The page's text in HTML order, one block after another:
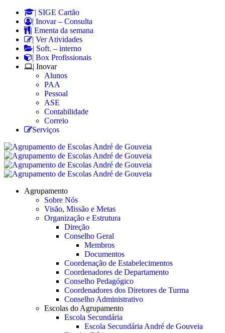
| SIGE Cartão
| Inovar – Consulta
| Ementa da semana
| Ver Atividades
| Soft. – interno
| Box Profissionais
| Inovar
Alunos
PAA
Pessoal
ASE
Contabilidade
Correio
Serviços
Agrupamento
Sobre Nós
Visão, Missão e Metas
Organização e Estrutura
Direção
Conselho Geral
Membros
Documentos
Coordenação de Estabelecimentos
Coordenadores de Departamento
Conselho Pedagógico
Coordenadores dos Diretores de Turma
Conselho Administrativo
Escolas do Agrupamento
Escola Secundária
Escola Secundária André de Gouveia